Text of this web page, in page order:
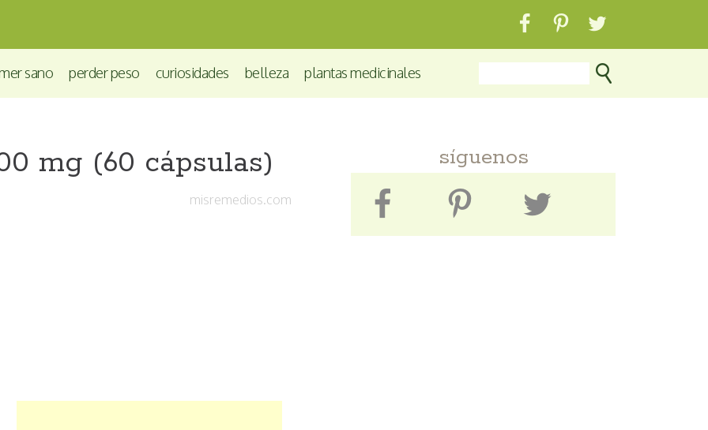
sano perder peso curiosidades belleza plantas medicinales
mg (60 cápsulas)
misremedios.com
síguenos